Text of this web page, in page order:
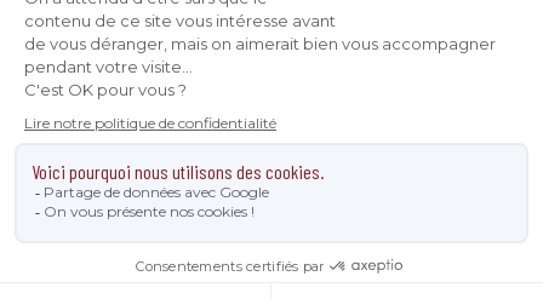
09 71 37 26 34
contact@agence-declic.fr
Agence Déclic 2026 - Tous droits réservés © -Mentions